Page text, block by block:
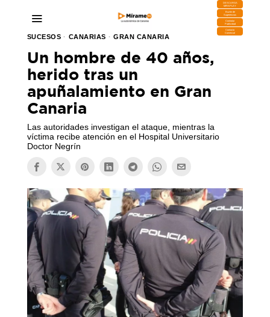
DESCARGA
MIRAPLAY
Buzón de
Sugerencias
Contratar
Publicidad
Contacto
Comercial
SUCESOS · CANARIAS · GRAN CANARIA
Un hombre de 40 años,
herido tras un
apuñalamiento en Gran
Canaria
Las autoridades investigan el ataque, mientras la
víctima recibe atención en el Hospital Universitario
Doctor Negrín